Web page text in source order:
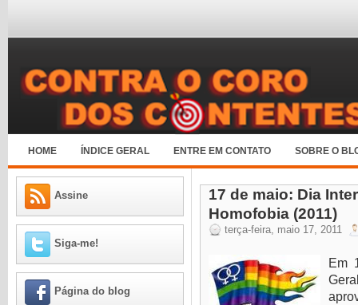
HOME ÍNDICE GERAL ENTRE EM CONTATO SOBRE O
Assine
Siga-me!
Página do blog
17 de maio: Dia
Homofobia (2011)
terça-feira, maio 17, 2011
Em